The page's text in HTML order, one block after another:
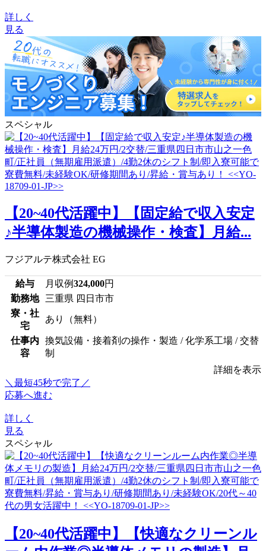
詳しく
見る
スペシャル
【20~40代活躍中】【固定給で収入安定
♪半導体製造の機械操作・検査】月給...
フジアルテ株式会社 EG
給与 月収例324,000円
勤務地
三重県 四日市市
寮・社
宅
あり（無料）
仕事内
容
換気設備・接着剤の操作・製造 / 化学系工場 / 交替
制
詳細を表示
＼最短45秒で完了／
応募へ進む
詳しく
見る
スペシャル
【20~40代活躍中】【快適なクリーンル